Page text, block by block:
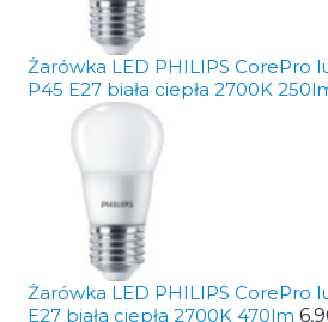
Żarówka LED PHILIPS CorePro
P45 E27 biała ciepła 2700K
Żarówka LED PHILIPS CorePro
E27 biała ciepła 2700K 470lm